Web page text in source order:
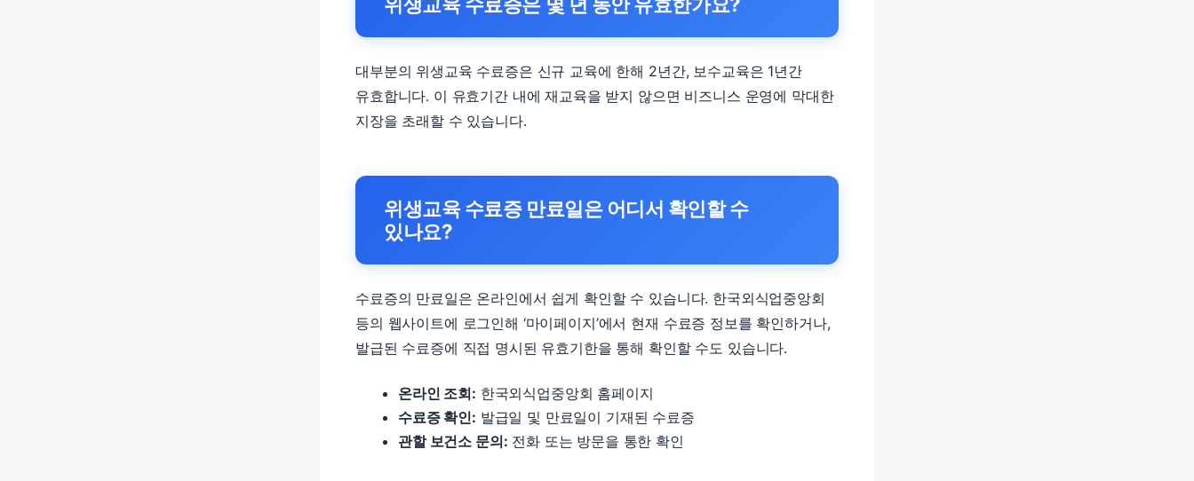
대부분의 위생교육 수료증은 신규 교육에 한해 2년간, 보수교육은 1년간
유효합니다. 이 유효기간 내에 재교육을 받지 않으면 비즈니스 운영에 막대한
지장을 초래할 수 있습니다.
위생교육 수료증 만료일은 어디서 확인할 수
있나요?
수료증의 만료일은 온라인에서 쉽게 확인할 수 있습니다. 한국외식업중앙회
등의 웹사이트에 로그인해 ‘마이페이지’에서 현재 수료증 정보를 확인하거나,
발급된 수료증에 직접 명시된 유효기한을 통해 확인할 수도 있습니다.
온라인 조회: 한국외식업중앙회 홈페이지
수료증 확인: 발급일 및 만료일이 기재된 수료증
관할 보건소 문의: 전화 또는 방문을 통한 확인